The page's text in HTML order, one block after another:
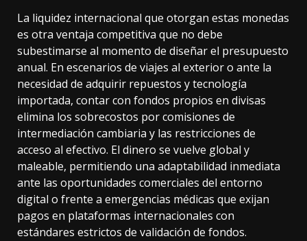
La liquidez internacional que otorgan estas monedas
es otra ventaja competitiva que no debe
subestimarse al momento de diseñar el presupuesto
anual. En escenarios de viajes al exterior o ante la
necesidad de adquirir repuestos y tecnología
importada, contar con fondos propios en divisas
elimina los sobrecostos por comisiones de
intermediación cambiaria y las restricciones de
acceso al efectivo. El dinero se vuelve global y
maleable, permitiendo una adaptabilidad inmediata
ante las oportunidades comerciales del entorno
digital o frente a emergencias médicas que exijan
pagos en plataformas internacionales con
estándares estrictos de validación de fondos.